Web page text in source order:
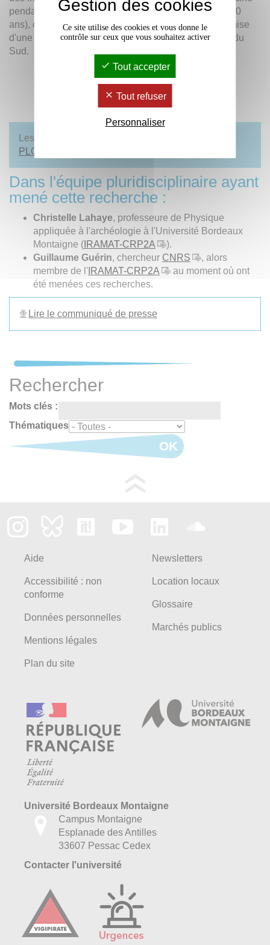
pendant le Dernier Maximum Glaciaire (26,500-19,000
ans), contredisant ainsi la théorie communément admise
d'une occupation humaine post-glaciale d’Amérique du
Sud.
Les résultats de cette recherche ont été publiés sur
PLOS ONE
Dans l'équipe pluridisciplinaire ayant
mené cette recherche :
Christelle Lahaye, professeure de Physique
appliquée à l'archéologie à l'Université Bordeaux
Montaigne ( IRAMAT-CRP2A
).
Guillaume Guérin, chercheur CNRS
, alors
membre de l' IRAMAT-CRP2A
au moment où ont
été menées ces recherches.
Lire le communiqué de presse
Rechercher
Mots clés :
Thématiques
OK
Aide
Accessibilité : non
conforme
Données personnelles
Mentions légales
Plan du site
Newsletters
Location locaux
Glossaire
Marchés publics
Université Bordeaux Montaigne
Campus Montaigne
Esplanade des Antilles
33607 Pessac Cedex
Contacter l'université
Gestion des cookies
Ce site utilise des cookies et vous donne le
contrôle sur ceux que vous souhaitez activer
Tout accepter
Tout refuser
Personnaliser